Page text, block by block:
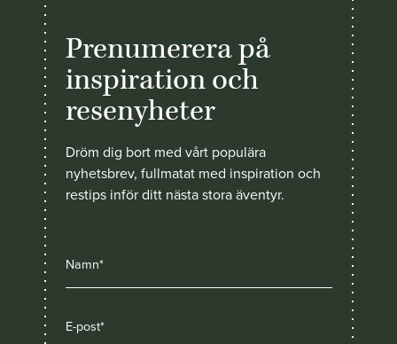
Prenumerera på
inspiration och
resenyheter
Dröm dig bort med vårt populära
nyhetsbrev, fullmatat med inspiration och
restips inför ditt nästa stora äventyr.